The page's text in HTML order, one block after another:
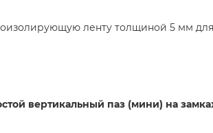
ленту толщиной 5 мм
вертикальный паз (мини) на